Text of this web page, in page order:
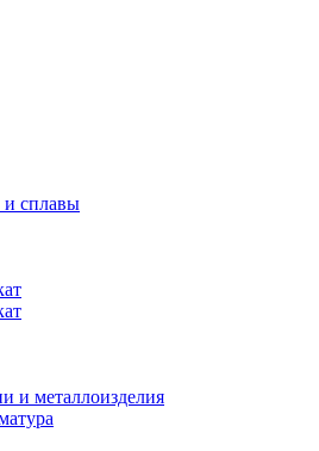
и сплавы
и металлоизделия